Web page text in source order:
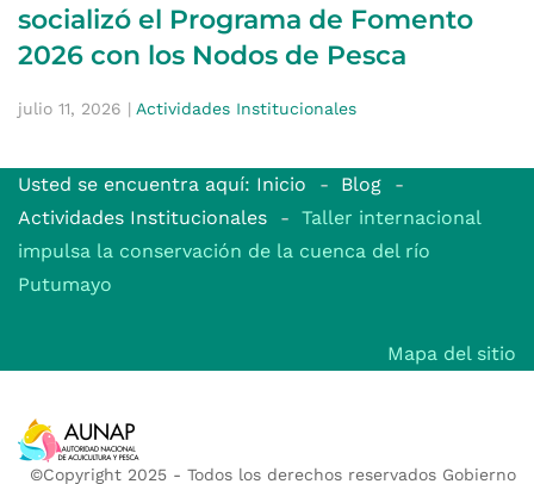
socializó el Programa de Fomento
2026 con los Nodos de Pesca
julio 11, 2026 | Actividades Institucionales
Usted se encuentra aquí: Inicio
Blog
Actividades Institucionales
Taller internacional
impulsa la conservación de la cuenca del río
Putumayo
Mapa del sitio
©Copyright 2025 - Todos los derechos reservados Gobierno